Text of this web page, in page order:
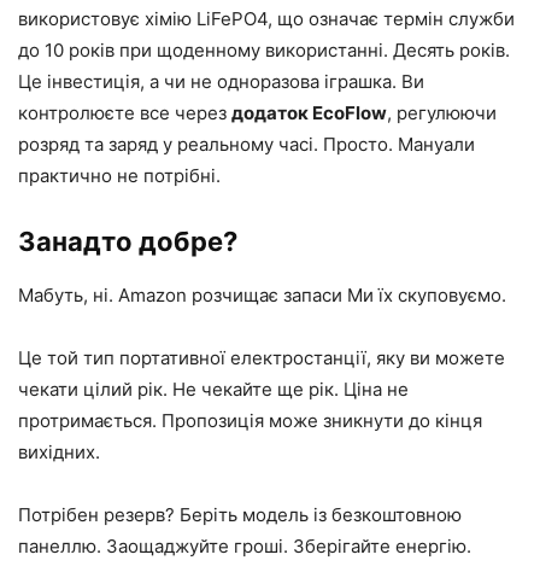
використовує хімію LiFePO4, що означає термін служби
до 10 років при щоденному використанні. Десять років.
Це інвестиція, а чи не одноразова іграшка. Ви
контролюєте все через додаток EcoFlow, регулюючи
розряд та заряд у реальному часі. Просто. Мануали
практично не потрібні.
Занадто добре?
Мабуть, ні. Amazon розчищає запаси Ми їх скуповуємо.
Це той тип портативної електростанції, яку ви можете
чекати цілий рік. Не чекайте ще рік. Ціна не
протримається. Пропозиція може зникнути до кінця
вихідних.
Потрібен резерв? Беріть модель із безкоштовною
панеллю. Заощаджуйте гроші. Зберігайте енергію.